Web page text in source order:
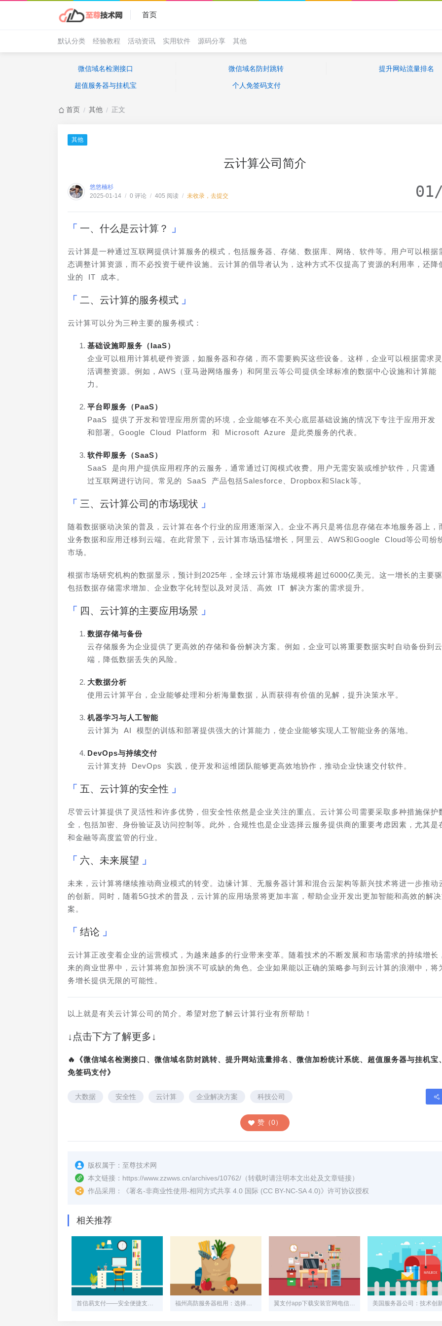
首页
默认分类 经验教程 活动资讯 实用软件 源码分享 其他
微信域名检测接口 微信域名防封跳转 提升网站流量排名
超值服务器与挂机宝 个人免签码支付
首页 / 其他 / 正文
其他
云计算公司简介
悠悠楠杉
2025-01-14 / 0 评论 / 405 阅读 / 未收录，去提交
一、什么是云计算？
云计算是一种通过互联网提供计算服务的模式，包括服务器、存储、数据库、网络、软件等。用户可以根据
态调整计算资源，而不必投资于硬件设施。云计算的倡导者认为，这种方式不仅提高了资源的利用率，还降
业的 IT 成本。
二、云计算的服务模式
云计算可以分为三种主要的服务模式：
基础设施即服务（IaaS）
企业可以租用计算机硬件资源，如服务器和存储，而不需要购买这些设备。这样，企业可以根据需求灵
活调整资源。例如，AWS（亚马逊网络服务）和阿里云等公司提供全球标准的数据中心设施和计算能
力。
平台即服务（PaaS）
PaaS 提供了开发和管理应用所需的环境，企业能够在不关心底层基础设施的情况下专注于应用开发
和部署。Google Cloud Platform 和 Microsoft Azure 是此类服务的代表。
软件即服务（SaaS）
SaaS 是向用户提供应用程序的云服务，通常通过订阅模式收费。用户无需安装或维护软件，只需通
过互联网进行访问。常见的 SaaS 产品包括Salesforce、Dropbox和Slack等。
三、云计算公司的市场现状
随着数据驱动决策的普及，云计算在各个行业的应用逐渐深入。企业不再只是将信息存储在本地服务器上，
业务数据和应用迁移到云端。在此背景下，云计算市场迅猛增长，阿里云、AWS和Google Cloud等公司纷
市场。
根据市场研究机构的数据显示，预计到2025年，全球云计算市场规模将超过6000亿美元。这一增长的主要
包括数据存储需求增加、企业数字化转型以及对灵活、高效 IT 解决方案的需求提升。
四、云计算的主要应用场景
数据存储与备份
云存储服务为企业提供了更高效的存储和备份解决方案。例如，企业可以将重要数据实时自动备份到云
端，降低数据丢失的风险。
大数据分析
使用云计算平台，企业能够处理和分析海量数据，从而获得有价值的见解，提升决策水平。
机器学习与人工智能
云计算为 AI 模型的训练和部署提供强大的计算能力，使企业能够实现人工智能业务的落地。
DevOps与持续交付
云计算支持 DevOps 实践，使开发和运维团队能够更高效地协作，推动企业快速交付软件。
五、云计算的安全性
尽管云计算提供了灵活性和许多优势，但安全性依然是企业关注的重点。云计算公司需要采取多种措施保护
全，包括加密、身份验证及访问控制等。此外，合规性也是企业选择云服务提供商的重要考虑因素，尤其是
和金融等高度监管的行业。
六、未来展望
未来，云计算将继续推动商业模式的转变。边缘计算、无服务器计算和混合云架构等新兴技术将进一步推动
的创新。同时，随着5G技术的普及，云计算的应用场景将更加丰富，帮助企业开发出更加智能和高效的解
案。
结论
云计算正改变着企业的运营模式，为越来越多的行业带来变革。随着技术的不断发展和市场需求的持续增长
来的商业世界中，云计算将愈加扮演不可或缺的角色。企业如果能以正确的策略参与到云计算的浪潮中，将
务增长提供无限的可能性。
以上就是有关云计算公司的简介。希望对您了解云计算行业有所帮助！
↓点击下方了解更多↓
🔥《微信域名检测接口、微信域名防封跳转、提升网站流量排名、微信加粉统计系统、超值服务器与挂机宝
免签码支付》
大数据 安全性 云计算 企业解决方案 科技公司
赞（0）
版权属于： 至尊技术网
本文链接： https://www.zzwws.cn/archives/10762/ （转载时请注明本文出处及文章链接）
作品采用：
《署名-非商业性使用-相同方式共享 4.0 国际 (CC BY-NC-SA 4.0)》许可协议授权
相关推荐
首信易支付——安全便捷支付助手 福州高防服务器租用：选择与实力相匹配的解决方案 翼支付app下载安装官网电信，翼支付app下载安装